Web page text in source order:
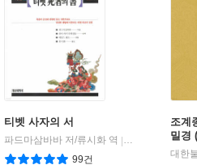
티벳 사자의 서
파드마삼바바 저/류시화 역
정신세계사
99건
조계
밀경